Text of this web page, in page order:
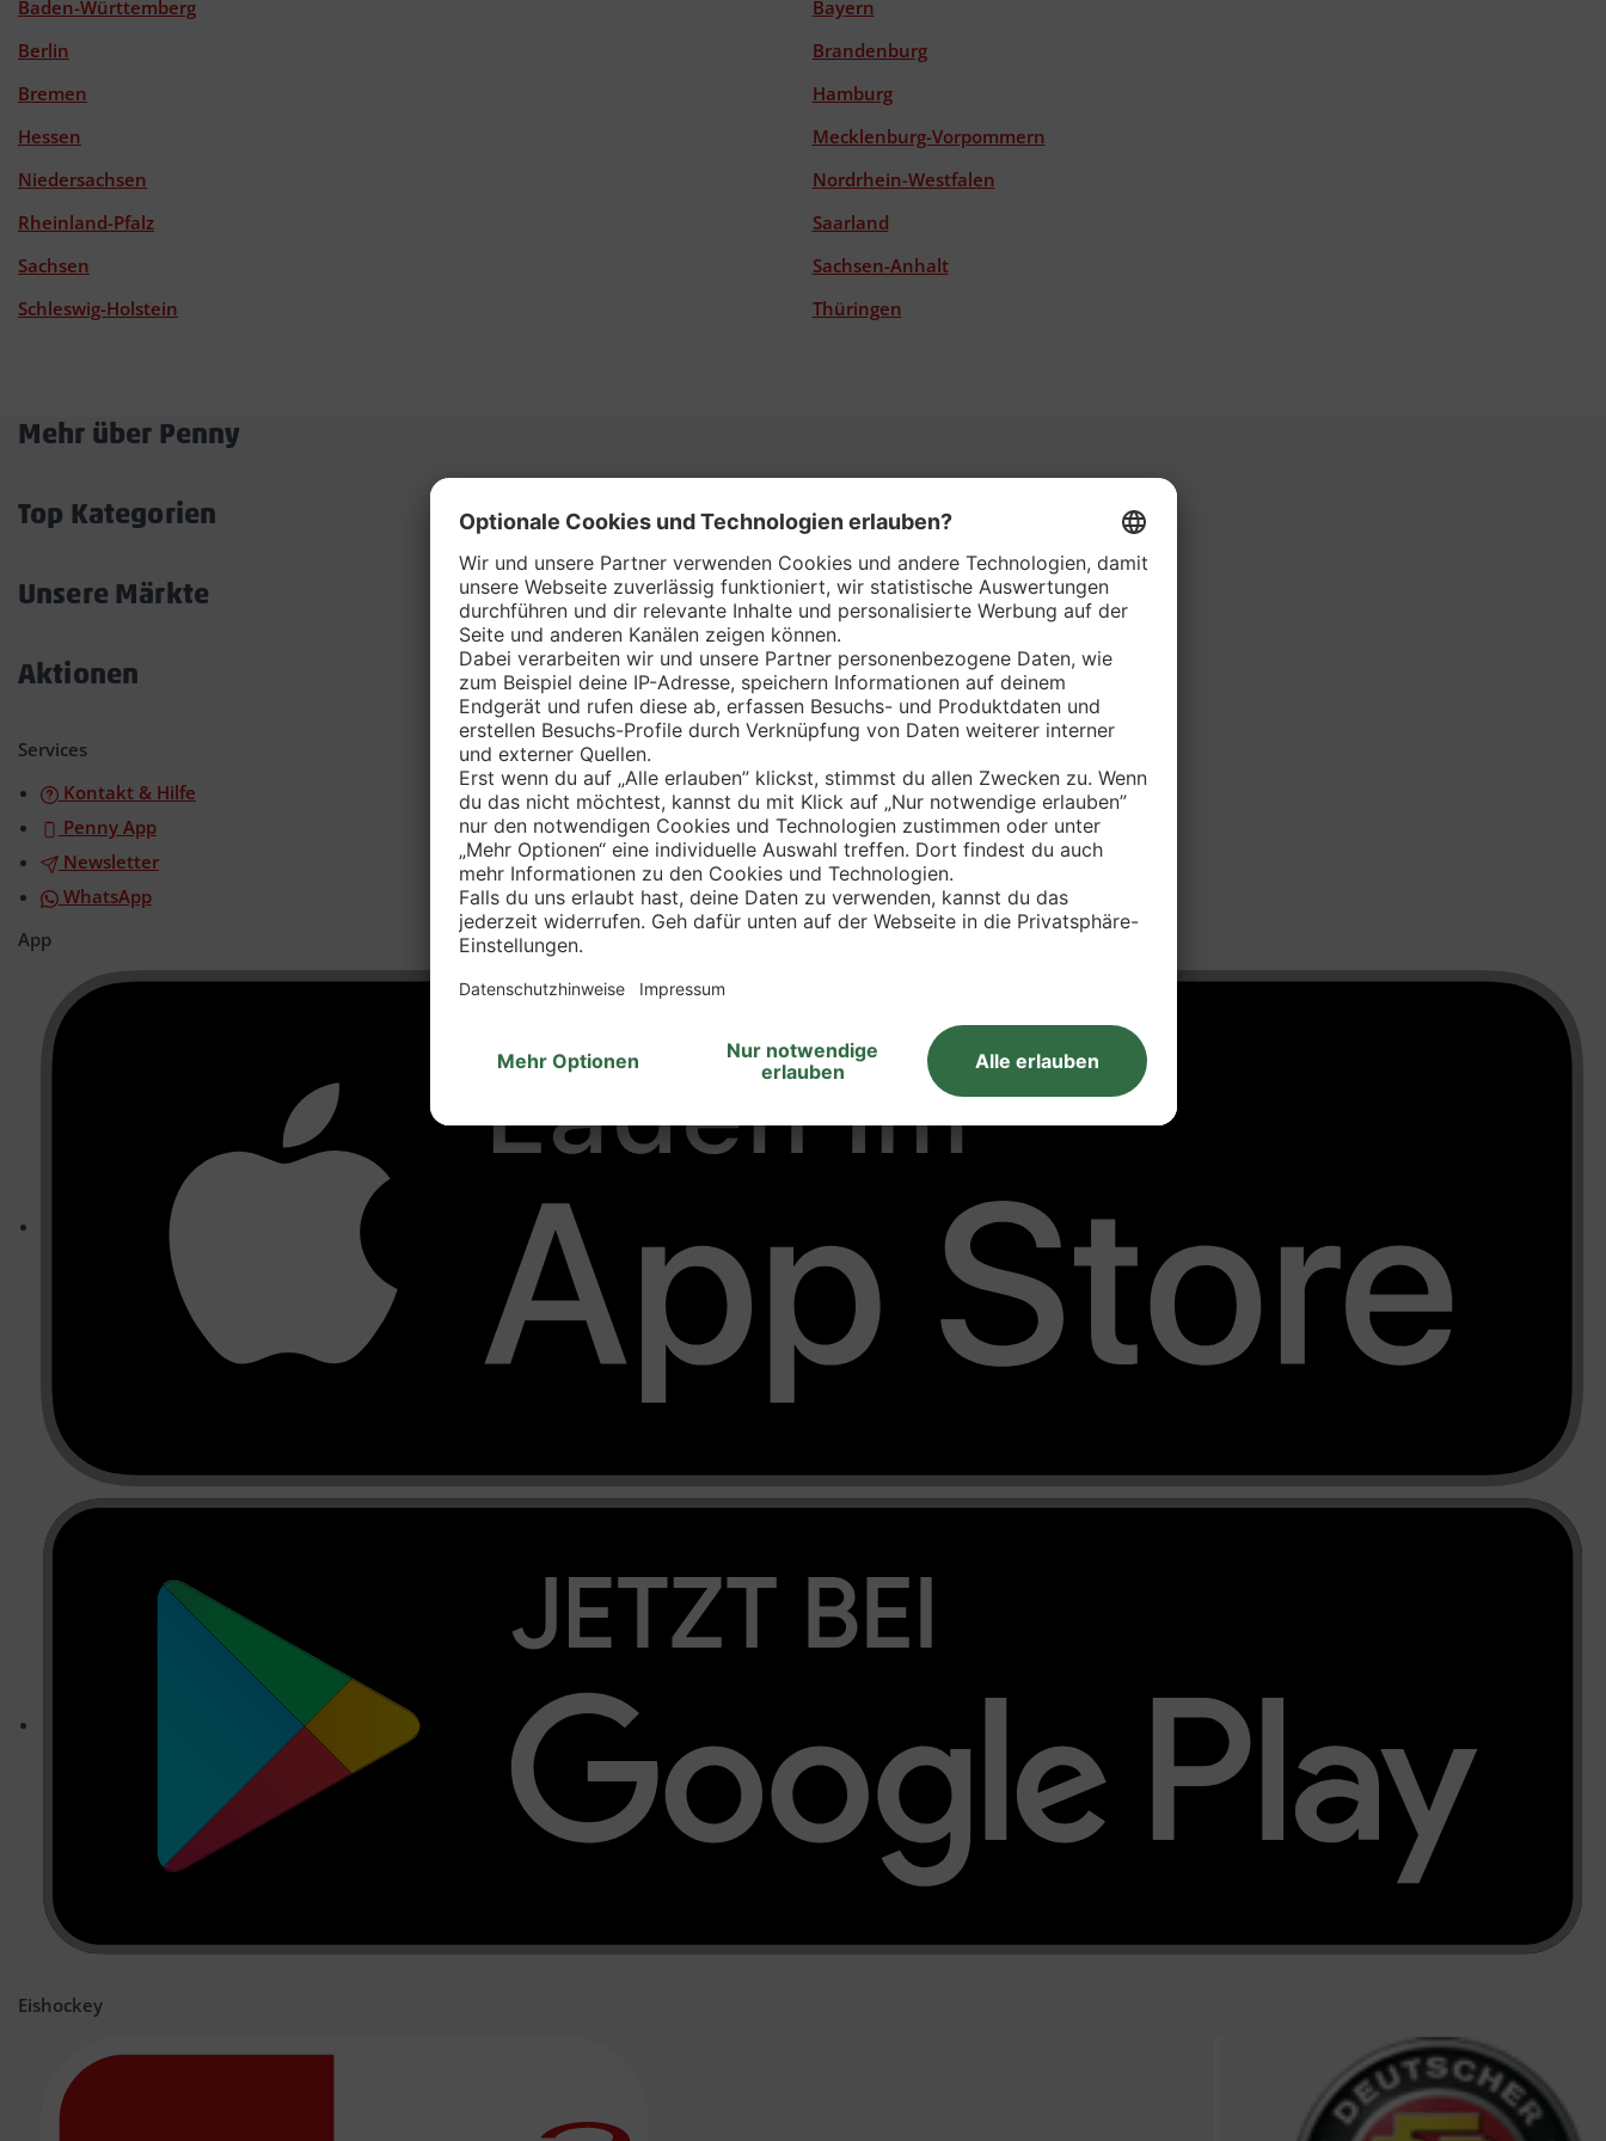
Baden-Württemberg
Bayern
Berlin
Brandenburg
Bremen
Hamburg
Hessen
Mecklenburg-Vorpommern
Niedersachsen
Nordrhein-Westfalen
Rheinland-Pfalz
Saarland
Sachsen
Sachsen-Anhalt
Schleswig-Holstein
Thüringen
Mehr über Penny
öffnen/schließen
Top Kategorien
Unsere Märkte
Aktionen
Services
Kontakt & Hilfe
Penny App
Newsletter
WhatsApp
App
Eishockey